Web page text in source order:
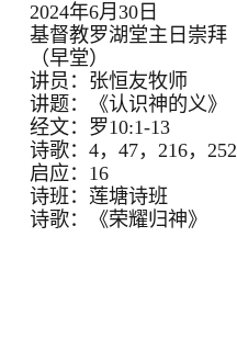
2024年6月30日
基督教罗湖堂主日崇拜
（早堂）
讲员：张恒友牧师
讲题：《认识神的义》
经文：罗10:1-13
诗歌：4，47，216，252
启应：16
诗班：莲塘诗班
诗歌：《荣耀归神》